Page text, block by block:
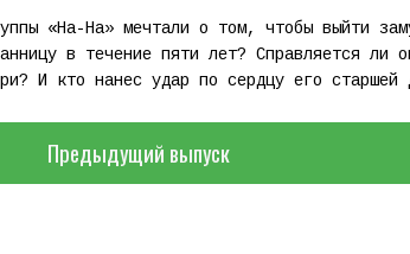
«На-На» мечтали о том, чтобы выйти
в течение пяти лет? Справляется
И кто нанес удар по сердцу его старшей
Предыдущий выпуск